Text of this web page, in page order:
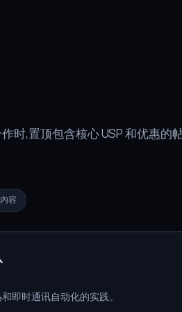
时,置顶包含核心 USP 和优惠的
内容
即时通讯自动化的实践。